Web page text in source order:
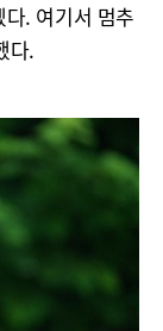
. 여기서 멈추
다.